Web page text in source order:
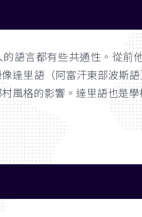
語言都有些共通性。從前
達里語（阿富汗東部波斯
風格的影響。達里語也是